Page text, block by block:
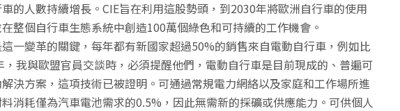
的人數持續增長。CIE旨在利用這股勢頭，到2030年將歐洲自行車的使用
整個自行車生態系統中創造100萬個綠色和可持續的工作機會。
一變革的關鍵，每年都有新國家超過50%的銷售來自電動自行車，例如比
我與歐盟官員交談時，必須提醒他們，電動自行車是目前現成的、普遍可
決方案，這項技術已被證明。可通過常規電力網絡以及家庭和工作場所進
消耗僅為汽車電池需求的0.5%，因此無需新的採礦或供應能力。可供個人